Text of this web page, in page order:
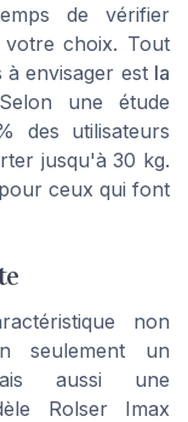
de vérifier
votre choix. Tout
envisager est la
une étude
des utilisateurs
jusqu'à 30 kg.
ceux qui font
non
seulement un
aussi une
Rolser Imax